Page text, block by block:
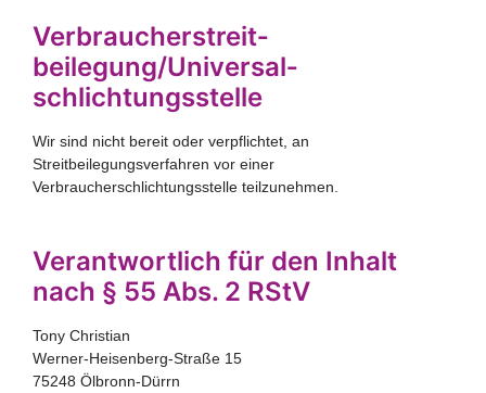
Verbraucher­streit­
beilegung/Universal­
schlichtungs­stelle
Wir sind nicht bereit oder verpflichtet, an
Streitbeilegungsverfahren vor einer
Verbraucherschlichtungsstelle teilzunehmen.
Verantwortlich für den Inhalt
nach § 55 Abs. 2 RStV
Tony Christian
Werner-Heisenberg-Straße 15
75248 Ölbronn-Dürrn